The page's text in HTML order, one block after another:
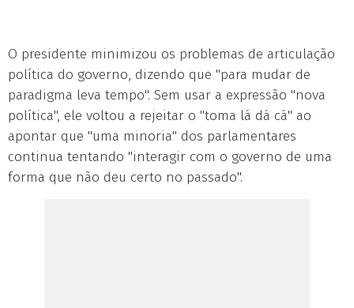
O presidente minimizou os problemas de articulação
política do governo, dizendo que "para mudar de
paradigma leva tempo". Sem usar a expressão "nova
política", ele voltou a rejeitar o "toma lá dá cá" ao
apontar que "uma minoria" dos parlamentares
continua tentando "interagir com o governo de uma
forma que não deu certo no passado".